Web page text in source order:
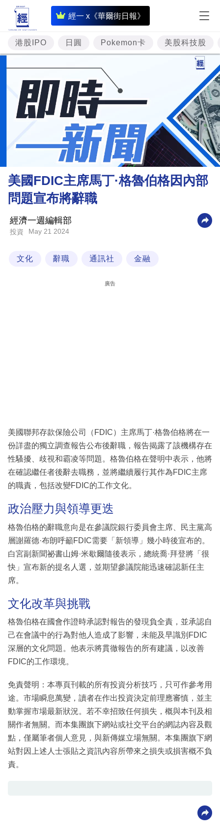
經一 x《華爾街日報》
即
時
財
經
專
題
投
資
樓
市
財
商
業
科
區
港股IPO 日圓 Pokemon卡 美股科技股
美國FDIC主席馬丁·格魯伯格因內部
問題宣布將辭職
經濟一週編輯部
投資 May 21 2024
文化 辭職 通訊社 金融
廣告
美國聯邦存款保險公司（FDIC）主席馬丁·格魯伯格將在一
份詳盡的獨立調查報告公布後辭職，報告揭露了該機構存在
性騷擾、歧視和霸凌等問題。格魯伯格在聲明中表示，他將
在確認繼任者後辭去職務，並將繼續履行其作為FDIC主席
的職責，包括改變FDIC的工作文化。
政治壓力與領導更迭
格魯伯格的辭職意向是在參議院銀行委員會主席、民主黨高
層謝羅德·布朗呼籲FDIC需要「新領導」幾小時後宣布的。
白宮副新聞祕書山姆·米歇爾隨後表示，總統喬·拜登將「很
快」宣布新的提名人選，並期望參議院能迅速確認新任主
席。
文化改革與挑戰
格魯伯格在國會作證時承認對報告的發現負全責，並承認自
己在會議中的行為對他人造成了影響，未能及早識別FDIC
深層的文化問題。他表示將貫徹報告的所有建議，以改善
FDIC的工作環境。
免責聲明：本專頁刊載的所有投資分析技巧，只可作參考用
途。市場瞬息萬變，讀者在作出投資決定前理應審慎，並主
動掌握市場最新狀況。若不幸招致任何損失，概與本刊及相
關作者無關。而本集團旗下網站或社交平台的網誌內容及觀
點，僅屬筆者個人意見，與新傳媒立場無關。本集團旗下網
站對因上述人士張貼之資訊內容所帶來之損失或損害概不負
責。